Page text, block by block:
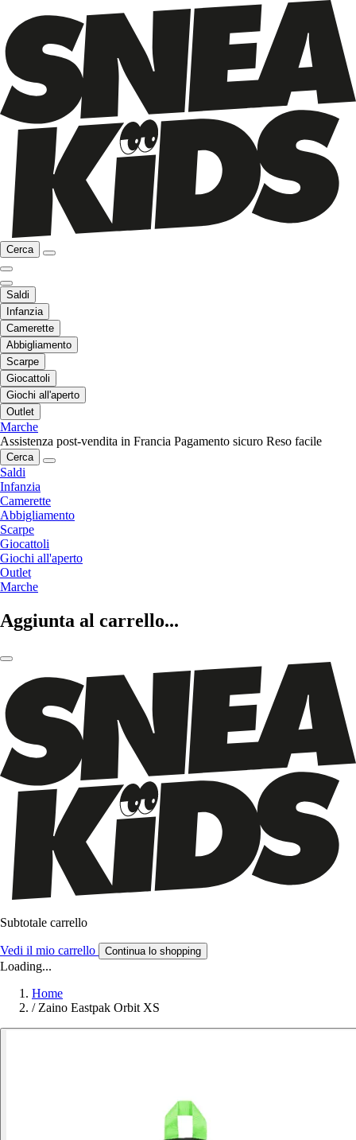
Cerca
Saldi
Infanzia
Camerette
Abbigliamento
Scarpe
Giocattoli
Giochi all'aperto
Outlet
Marche
Assistenza post-vendita in Francia Pagamento sicuro Reso facile
Cerca
Saldi
Infanzia
Camerette
Abbigliamento
Scarpe
Giocattoli
Giochi all'aperto
Outlet
Marche
Aggiunta al carrello...
Subtotale carrello
Vedi il mio carrello Continua lo shopping
Loading...
Home
/ Zaino Eastpak Orbit XS